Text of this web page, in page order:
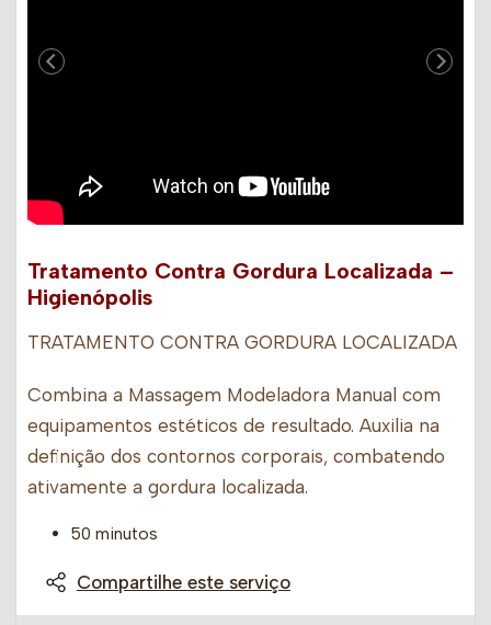
Tratamento Contra Gordura Localizada –
Higienópolis
TRATAMENTO CONTRA GORDURA LOCALIZADA
Combina a Massagem Modeladora Manual com
equipamentos estéticos de resultado. Auxilia na
definição dos contornos corporais, combatendo
ativamente a gordura localizada.
50 minutos
Compartilhe este serviço